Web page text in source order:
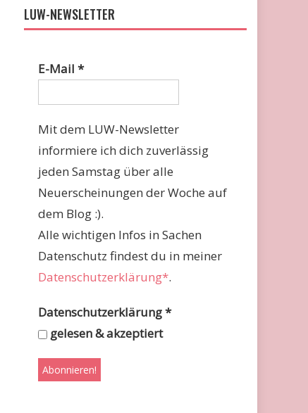
LUW-NEWSLETTER
E-Mail*
Mit dem LUW-Newsletter
informiere ich dich zuverlässig
jeden Samstag über alle
Neuerscheinungen der Woche auf
dem Blog :).
Alle wichtigen Infos in Sachen
Datenschutz findest du in meiner
Datenschutzerklärung*.
Datenschutzerklärung*
gelesen & akzeptiert